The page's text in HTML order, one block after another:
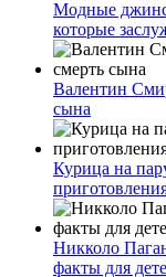
Модные
которые
Валентин
сына
Курица на
Никколо
факты для